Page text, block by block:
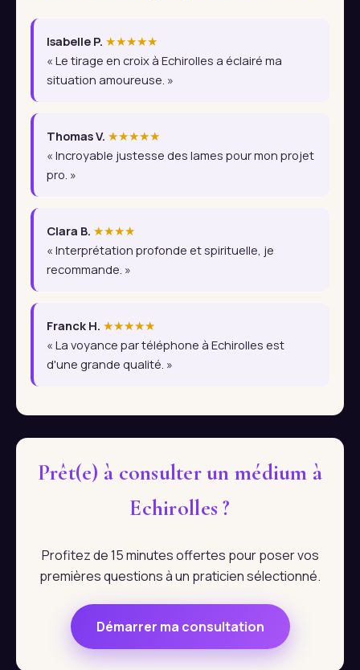
Isabelle P. ★★★★★
« Le tirage en croix à Echirolles a éclairé ma
situation amoureuse. »
Thomas V. ★★★★★
« Incroyable justesse des lames pour mon projet
pro. »
Clara B. ★★★★
« Interprétation profonde et spirituelle, je
recommande. »
Franck H. ★★★★★
« La voyance par téléphone à Echirolles est
d'une grande qualité. »
Prêt(e) à consulter un médium à
Echirolles ?
Profitez de 15 minutes offertes pour poser vos
premières questions à un praticien sélectionné.
Démarrer ma consultation